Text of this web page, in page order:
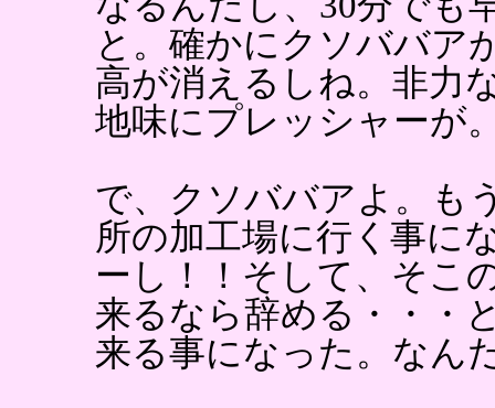
と。確かにクソババア
高が消えるしね。非力
地味にプレッシャーが
で、クソババアよ。も
所の加工場に行く事に
ーし！！そして、そこ
来るなら辞める・・・
来る事になった。なん